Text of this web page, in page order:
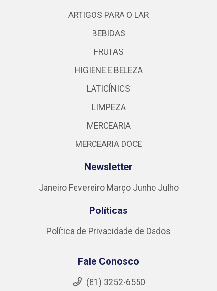
ARTIGOS PARA O LAR
BEBIDAS
FRUTAS
HIGIENE E BELEZA
LATICÍNIOS
LIMPEZA
MERCEARIA
MERCEARIA DOCE
Newsletter
Janeiro Fevereiro Março Junho Julho
Políticas
Política de Privacidade de Dados
Fale Conosco
(81) 3252-6550